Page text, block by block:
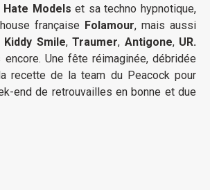
I Hate Modelset sa techno hypnotique,
française Folamour, mais aussi
Kiddy Smile, Traumer, Antigone, UR.
Une fête réimaginée, débridée
recette de la team du Peacock pour
end de retrouvailles en bonne et due